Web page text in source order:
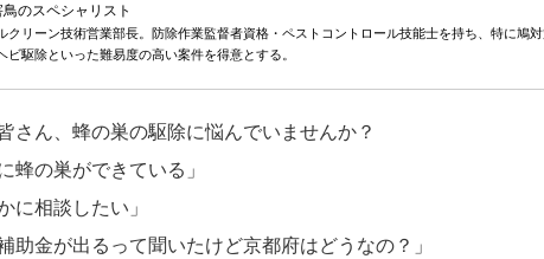
のスペシャリスト
クリーン技術営業部長。防除作業監督者資格・ペストコントロール技能士を持ち、特に鳩対
ビ駆除といった難易度の高い案件を得意とする。
さん、蜂の巣の駆除に悩んでいませんか？
蜂の巣ができている」
に相談したい」
助金が出るって聞いたけど京都府はどうなの？」